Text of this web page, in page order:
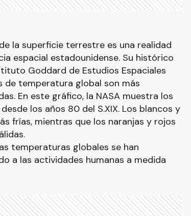
la superficie terrestre es una realidad
espacial estadounidense. Su histórico
Goddard de Estudios Espaciales
de temperatura global son más
En este gráfico, la NASA muestra los
los años 80 del S.XIX. Los blancos y
frías, mientras que los naranjas y rojos
temperaturas globales se han
a las actividades humanas a medida